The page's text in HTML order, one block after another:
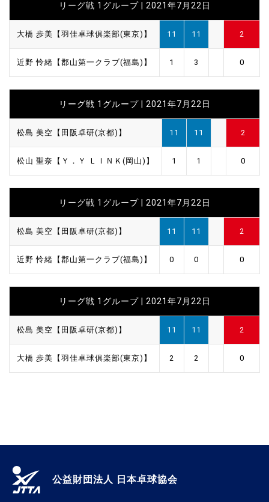
リーグ戦 1グループ | 2021年7月22日
大橋 歩美【羽佳卓球俱楽部(東京)】 11 11 2
近野 怜緒【郡山第一クラブ(福島)】 1 3 0
リーグ戦 1グループ | 2021年7月22日
松島 美空【田阪卓研(京都)】 11 11 2
松山 聖奈【Ｙ．Ｙ ＬＩＮＫ(岡山)】 1 1 0
リーグ戦 1グループ | 2021年7月22日
松島 美空【田阪卓研(京都)】 11 11 2
近野 怜緒【郡山第一クラブ(福島)】 0 0 0
リーグ戦 1グループ | 2021年7月22日
松島 美空【田阪卓研(京都)】 11 11 2
大橋 歩美【羽佳卓球俱楽部(東京)】 2 2 0
公益財団法人 日本卓球協会